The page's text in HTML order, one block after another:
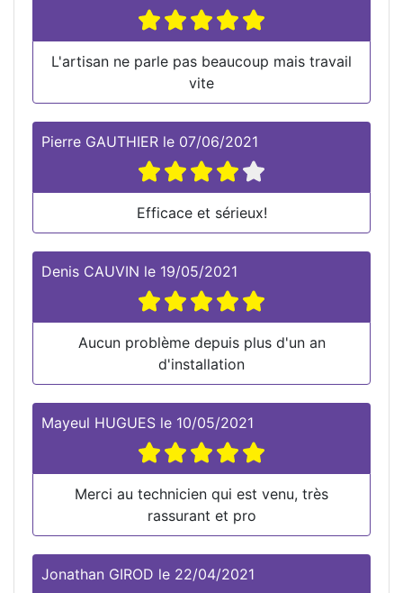
L'artisan ne parle pas beaucoup mais travail
vite
Pierre GAUTHIER le 07/06/2021
Efficace et sérieux!
Denis CAUVIN le 19/05/2021
Aucun problème depuis plus d'un an
d'installation
Mayeul HUGUES le 10/05/2021
Merci au technicien qui est venu, très
rassurant et pro
Jonathan GIROD le 22/04/2021